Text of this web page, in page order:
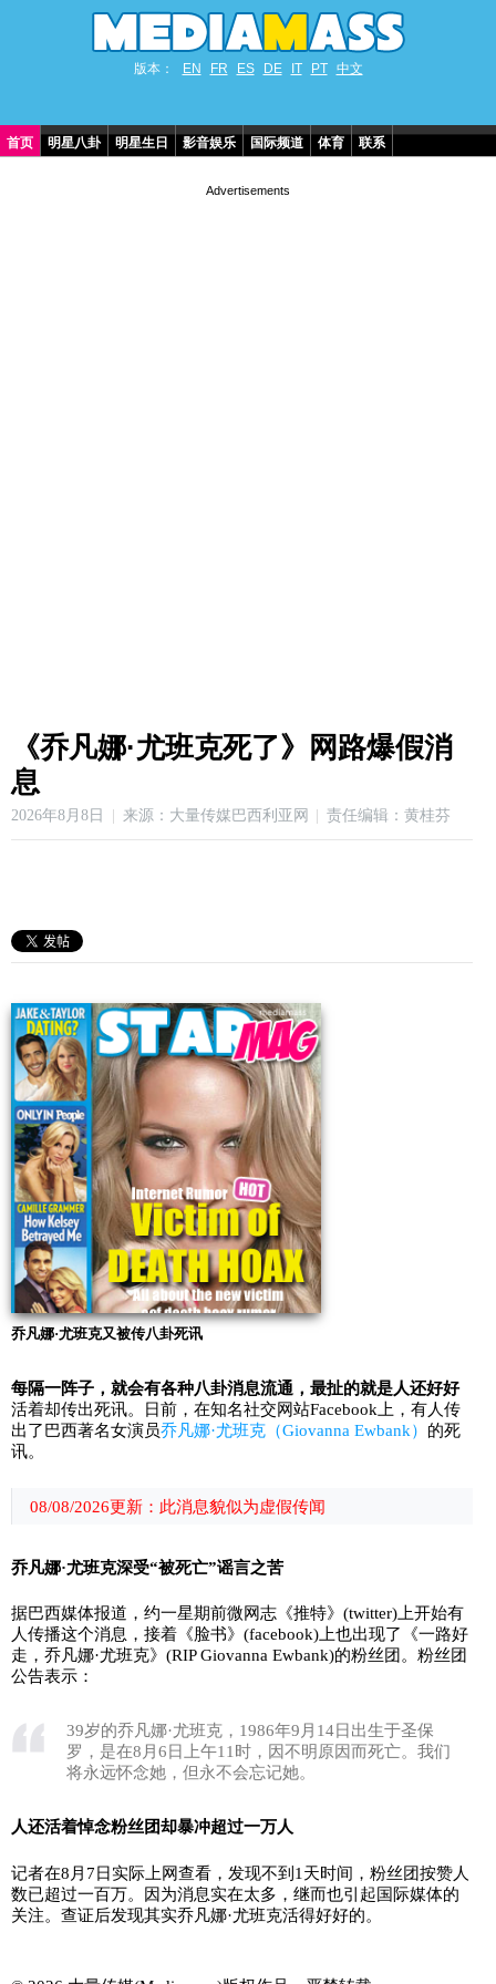
版本： EN FR ES DE IT PT 中文
首页 明星八卦 明星生日 影音娱乐 国际频道 体育 联系
《乔凡娜·尤班克死了》网路爆假消
息
2026年8月8日 来源：大量传媒巴西利亚网 责任编辑：黄桂芬
乔凡娜·尤班克又被传八卦死讯
每隔一阵子，就会有各种八卦消息流通，最扯的就是人还好好
活着却传出死讯。日前，在知名社交网站Facebook上，有人传
出了巴西著名女演员乔凡娜·尤班克（Giovanna Ewbank） 的死
讯。
08/08/2026更新：此消息貌似为虚假传闻
乔凡娜·尤班克深受“被死亡”谣言之苦
据巴西媒体报道，约一星期前微网志《推特》(twitter)上开始有
人传播这个消息，接着《脸书》(facebook)上也出现了《一路好
走，乔凡娜·尤班克》(RIP Giovanna Ewbank)的粉丝团。粉丝团
公告表示：
39岁的乔凡娜·尤班克，1986年9月14日出生于圣保
罗，是在8月6日上午11时，因不明原因而死亡。我们
将永远怀念她，但永不会忘记她。
人还活着悼念粉丝团却暴冲超过一万人
记者在8月7日实际上网查看，发现不到1天时间，粉丝团按赞人
数已超过一百万。因为消息实在太多，继而也引起国际媒体的
关注。查证后发现其实乔凡娜·尤班克活得好好的。